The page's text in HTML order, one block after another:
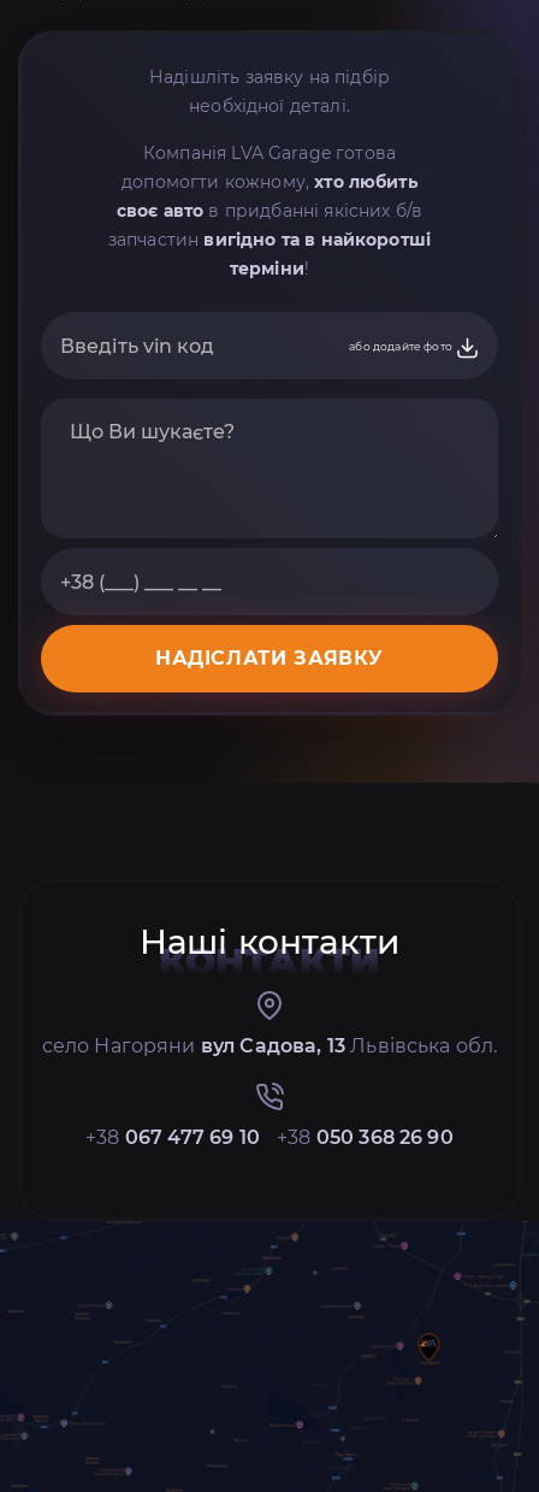
Надішліть заявку на підбір
необхідної деталі.
Компанія LVA Garage готова
допомогти кожному,хто любить
своє авто в придбанні якісних б/в
запчастин вигідно та в найкоротші
терміни!
або додайте фото
НАДІСЛАТИ ЗАЯВКУ
Наші контакти
КОНТАКТИ
село Нагоряни вул Садова, 13 Львівська обл.
+38 067 477 69 10 +38 050 368 26 90